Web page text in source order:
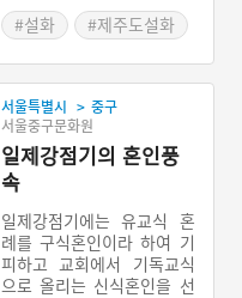
#설화
#제주도설화
서울특별시 > 중구
서울중구문화원
일제강점기의 혼인풍
속
일제강점기에는 유교식 혼
례를 구식혼인이라 하여 기
피하고 교회에서 기독교식
으로 올리는 신식혼인을 선